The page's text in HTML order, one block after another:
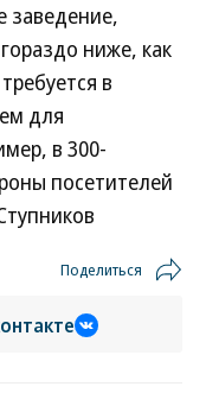
заведение,
ниже, как
в
для
в 300-
посетителей
Поделиться